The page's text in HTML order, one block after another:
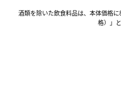
酒類を除いた飲食料品は、本体価格
格）」